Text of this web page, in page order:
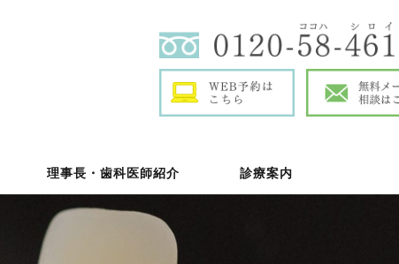
理事長・ 歯科医師紹介 診療案内